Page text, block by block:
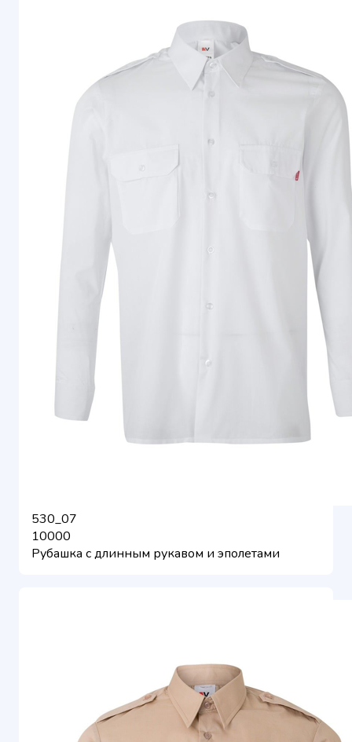
530_07
10000
Рубашка с длинным рукавом и эполетами